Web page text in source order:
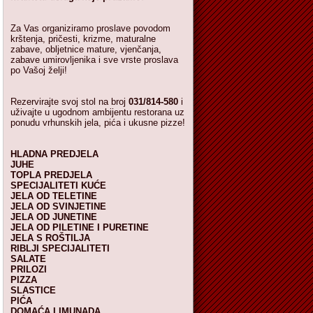
Za Vas organiziramo proslave povodom
krštenja, pričesti, krizme, maturalne
zabave, obljetnice mature, vjenčanja,
zabave umirovljenika i sve vrste proslava
po Vašoj želji!
Rezervirajte svoj stol na broj 031/814-580 i
uživajte u ugodnom ambijentu restorana uz
ponudu vrhunskih jela, pića i ukusne pizze!
HLADNA PREDJELA
JUHE
TOPLA PREDJELA
SPECIJALITETI KUĆE
JELA OD TELETINE
JELA OD SVINJETINE
JELA OD JUNETINE
JELA OD PILETINE I PURETINE
JELA S ROŠTILJA
RIBLJI SPECIJALITETI
SALATE
PRILOZI
PIZZA
SLASTICE
PIĆA